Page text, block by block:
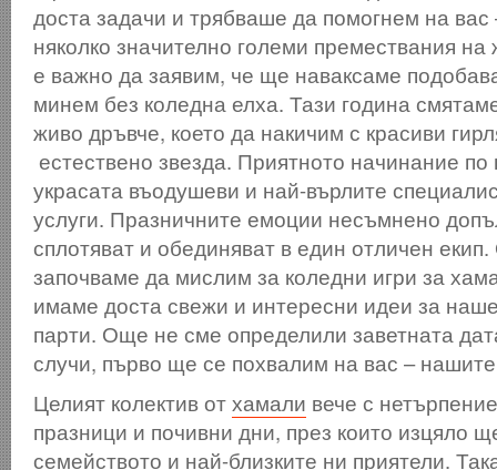
доста задачи и трябваше да помогнем на
няколко значително големи премествания
е важно да заявим, че ще наваксаме
минем без коледна елха. Тази година
живо дръвче, което да накичим с красиви
естествено звезда. Приятното начинание по
украсата въодушеви и най-върлите
услуги. Празничните емоции несъмнено
сплотяват и обединяват в един отличен
започваме да мислим за коледни игри за
имаме доста свежи и интересни идеи за
парти. Още не сме определили заветната
случи, първо ще се похвалим на вас –
Целият колектив отхамали вече с
празници и почивни дни, през които изцяло
семейството и най-близките ни приятели.